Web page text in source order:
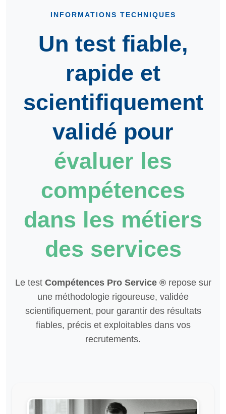
INFORMATIONS TECHNIQUES
Un test fiable,
rapide et
scientifiquement
validé pour
évaluer les
compétences
dans les métiers
des services
Le test Compétences Pro Service ®repose sur
une méthodologie rigoureuse, validée
scientifiquement, pour garantir des résultats
fiables, précis et exploitables dans vos
recrutements.